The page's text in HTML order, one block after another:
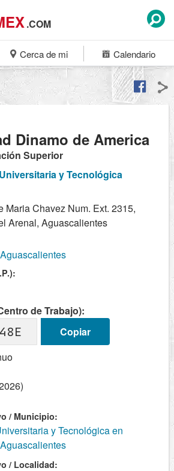
.COM
Cerca de mi Calendario
Dinamo de America
Superior
y Tecnológica
Maria Chavez Num. Ext. 2315,
Arenal, Aguascalientes
de Trabajo):
Copiar
/ Municipio:
y Tecnológica en
/ Localidad: